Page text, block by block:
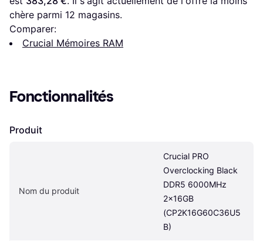
chère parmi 12 magasins.
Comparer:
Crucial Mémoires RAM
Fonctionnalités
Produit
Nom du produit
Crucial PRO
Overclocking Black
DDR5 6000MHz
2x16GB
(CP2K16G60C36U5
B)